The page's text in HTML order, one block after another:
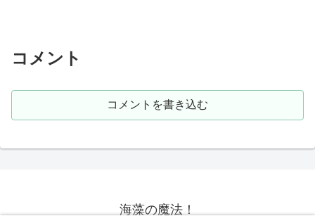
コメント
コメントを書き込む
海藻の魔法！